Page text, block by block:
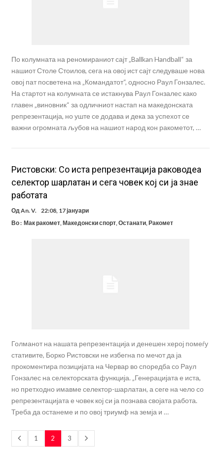
По колумната на реномираниот сајт „Ballkan Handball“ за
нашиот Столе Стоилов, сега на овој ист сајт следуваше нова
овој пат посветена на „Командатот“, односно Раул Гонзалес.
На стартот на колумната се истакнува Раул Гонзалес како
главен „виновник“ за одличниот настап на македонската
репрезентација, но уште се додава и дека за успехот се
важни огромната љубов на нашиот народ кон ракометот, …
Ристовски: Со иста репрезентација раководеа
селектор шарлатан и сега човек кој си ја знае
работата
Од An. V.
22:08, 17 јануари
Во : Мак ракомет, Македонски спорт, Останати, Ракомет
Голманот на нашата репрезентација и денешен херој помеѓу
стативите, Борко Ристовски не избегна по мечот да ја
прокоментира позицијата на Червар во споредба со Раул
Гонзалес на селекторската функција. „Генерацијата е иста,
но претходно имавме селектор-шарлатан, а сеге на чело со
репрезентацијата е човек кој си ја познава својата работа.
Треба да останеме и по овој триумф на земја и …
1 2 3